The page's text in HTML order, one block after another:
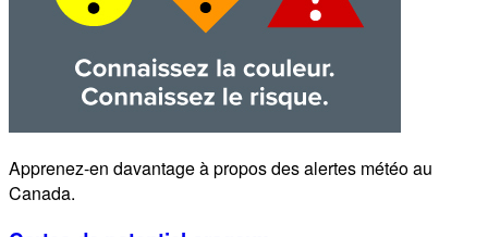
Apprenez-en davantage à propos des alertes météo au
Canada.